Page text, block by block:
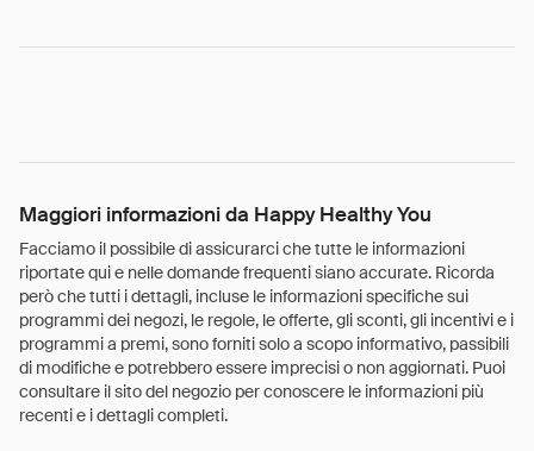
Maggiori informazioni da Happy Healthy You
Facciamo il possibile di assicurarci che tutte le informazioni
riportate qui e nelle domande frequenti siano accurate. Ricorda
però che tutti i dettagli, incluse le informazioni specifiche sui
programmi dei negozi, le regole, le offerte, gli sconti, gli incentivi e i
programmi a premi, sono forniti solo a scopo informativo, passibili
di modifiche e potrebbero essere imprecisi o non aggiornati. Puoi
consultare il sito del negozio per conoscere le informazioni più
recenti e i dettagli completi.